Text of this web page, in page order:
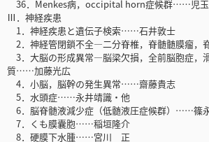
36．Menkes病，occipital horn症候群……児
Ⅲ．神経疾患
1．神経疾患と遺伝子検索……石井敦士
2．神経管閉鎖不全―二分脊椎，脊髄髄膜瘤
3．大脳の形成異常―脳梁欠損，全前脳胞症，
質……加藤光広
4．小脳，脳幹の発生異常……齋藤貴志
5．水頭症……永井靖識・他
6．脳脊髄液減少症（低髄液圧症候群）……篠
7．くも膜囊胞……稲垣隆介
8．硬膜下水腫……宮川 正